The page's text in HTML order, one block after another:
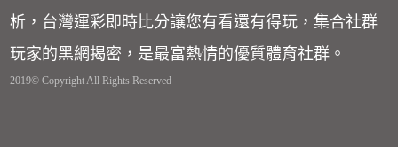
析，台灣運彩即時比分讓您有看還有得玩，集合社群
玩家的黑網揭密，是最富熱情的優質體育社群。
2019© Copyright All Rights Reserved